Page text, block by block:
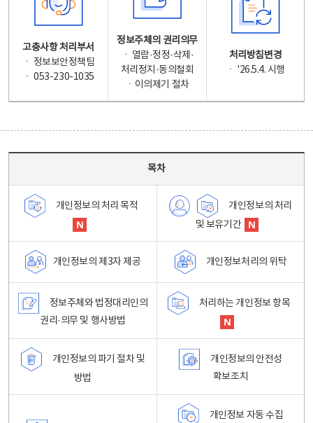
고충사항 처리부서
ㆍ 정보보안정책팀
ㆍ 053-230-1035
정보주체의 권리의무
ㆍ 열람·정정·삭제·
처리정지·동의철회
ㆍ이의제기 절차
처리방침변경
ㆍ '26.5.4. 시행
목차
개인정보의 처리 목적
개인정보의 처리
및 보유기간
개인정보의 제3자 제공 개인정보처리의 위탁
정보주체와 법정대리인의
권리·의무 및 행사방법
처리하는 개인정보 항목
개인정보의 파기 절차 및
방법
개인정보의 안전성
확보조치
개인정보 자동 수집